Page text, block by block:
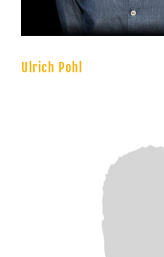
Ulrich Pohl